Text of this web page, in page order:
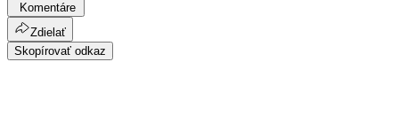
Komentáre
Zdielať
Skopírovať odkaz